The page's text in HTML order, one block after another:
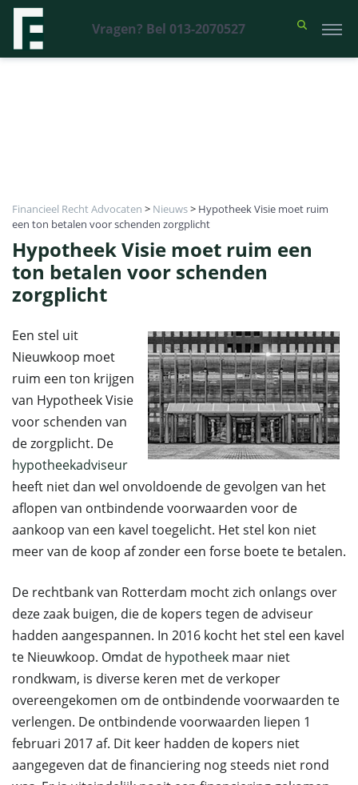
Vragen? Bel 013-2070527
Financieel Recht Advocaten > Nieuws> Hypotheek Visie moet ruim
een ton betalen voor schenden zorgplicht
Hypotheek Visie moet ruim een
ton betalen voor schenden
zorgplicht
Een stel uit
Nieuwkoop moet
ruim een ton krijgen
van Hypotheek Visie
voor schenden van
de zorgplicht. De
hypotheekadviseur
heeft niet dan wel onvoldoende de gevolgen van het
aflopen van ontbindende voorwaarden voor de
aankoop van een kavel toegelicht. Het stel kon niet
meer van de koop af zonder een forse boete te betalen.
De rechtbank van Rotterdam mocht zich onlangs over
deze zaak buigen, die de kopers tegen de adviseur
hadden aangespannen. In 2016 kocht het stel een kavel
te Nieuwkoop. Omdat de hypotheek maar niet
rondkwam, is diverse keren met de verkoper
overeengekomen om de ontbindende voorwaarden te
verlengen. De ontbindende voorwaarden liepen 1
februari 2017 af. Dit keer hadden de kopers niet
aangegeven dat de financiering nog steeds niet rond